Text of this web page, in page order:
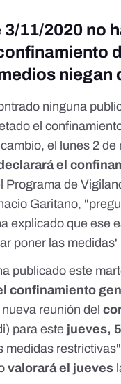
3/11/2020 no
niegan
ninguna
el
el lunes 2 de
el
Programa de
Garitano,
explicado que ese
poner las medidas'
publicado este
confinamiento
reunión del
para este jueves,
medidas
valorará el jueves